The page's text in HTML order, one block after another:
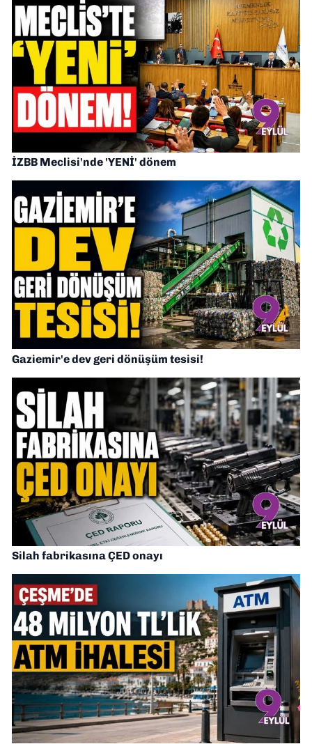
İZBB Meclisi'nde 'YENİ' dönem
Gaziemir'e dev geri dönüşüm tesisi!
Silah fabrikasına ÇED onayı